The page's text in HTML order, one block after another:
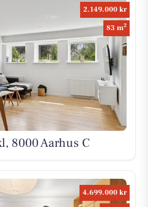
2.149.000 kr
83 m2
8000 Aarhus C
4.699.000 kr